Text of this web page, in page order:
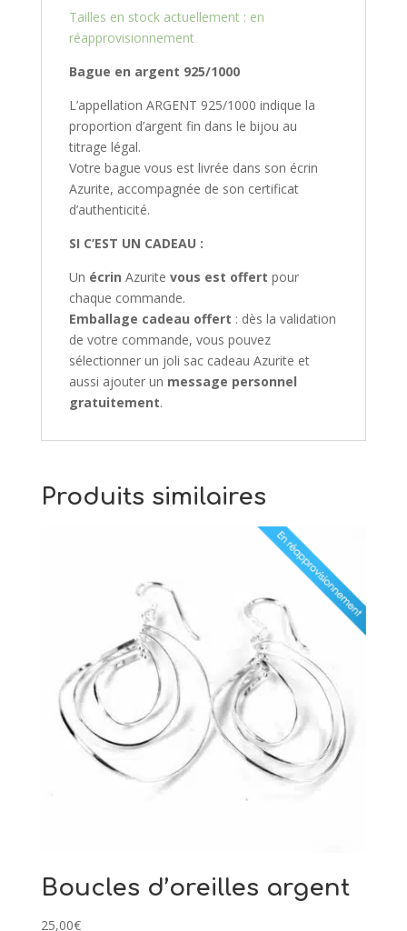
Tailles en stock actuellement : en
réapprovisionnement
Bague en argent 925/1000
L’appellation ARGENT 925/1000 indique la
proportion d’argent fin dans le bijou au
titrage légal.
Votre bague vous est livrée dans son écrin
Azurite, accompagnée de son certificat
d’authenticité.
SI C’EST UN CADEAU :
Un écrin Azurite vous est offert pour
chaque commande.
Emballage cadeau offert : dès la validation
de votre commande, vous pouvez
sélectionner un joli sac cadeau Azurite et
aussi ajouter un message personnel
gratuitement.
Produits similaires
Boucles d’oreilles argent
25,00€